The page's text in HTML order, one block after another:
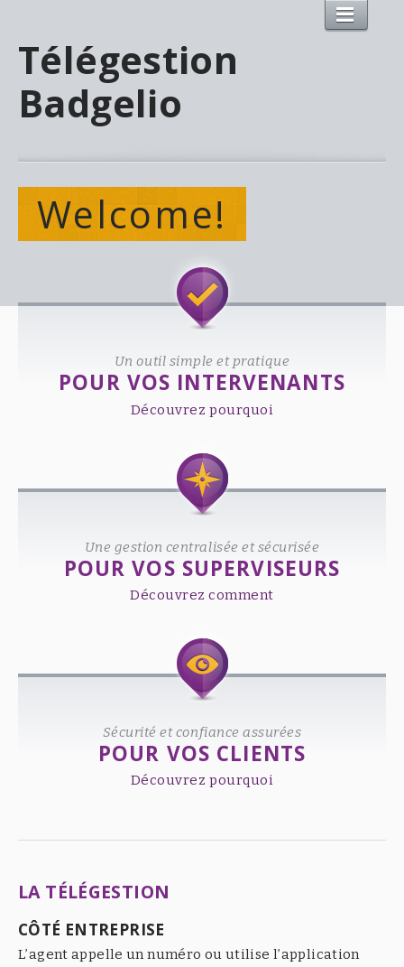
Télégestion
Badgelio
Welcome!
Un outil simple et pratique
POUR VOS INTERVENANTS
Découvrez pourquoi
Une gestion centralisée et sécurisée
POUR VOS SUPERVISEURS
Découvrez comment
Sécurité et confiance assurées
POUR VOS CLIENTS
Découvrez pourquoi
LA TÉLÉGESTION
CÔTÉ ENTREPRISE
L’agent appelle un numéro ou utilise l’application